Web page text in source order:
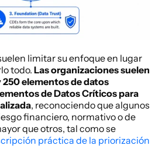
limitar su enfoque en lugar
todo. Las organizaciones suelen
elementos de datos
de Datos Críticos para
, reconociendo que algunos
financiero, normativo o de
que otros, tal como se
práctica de la priorización